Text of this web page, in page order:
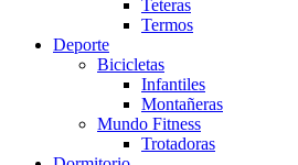
Teteras
Termos
Deporte
Bicicletas
Infantiles
Montañeras
Mundo Fitness
Trotadoras